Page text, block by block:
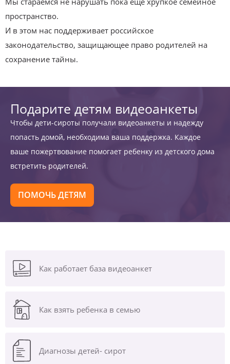
пространство.
И в этом нас поддерживает российское
законодательство, защищающее право родителей на
сохранение тайны.
Подарите детям видеоанкеты
Чтобы дети-сироты получали видеоанкеты и надежду
попасть домой, необходима ваша поддержка. Каждое
ваше пожертвование помогает ребенку из детского дома
встретить родителей.
ПОМОЧЬ ДЕТЯМ
Как работает база видеоанкет
Как взять ребенка в семью
Диагнозы детей- сирот